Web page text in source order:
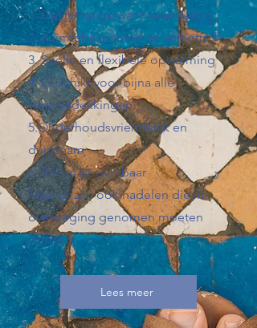
1. Gelijkmatige warmteverdeling
2. Ruimtebesparend en esthetisch
3. Snelle en flexibele opwarming
4. Geschikt voor bijna alle
vloerbedekkingen
5.Onderhoudsvriendelijk en
duurzaam
6. Stil en onzichtbaar
Maar er zijn ook nadelen die in
overweging genomen moeten
worden..
Lees meer